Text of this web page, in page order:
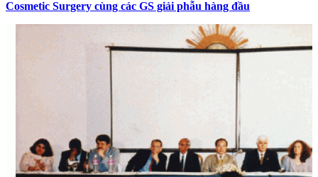
Cosmetic Surgery cùng các GS giải phẫu hàng đầu